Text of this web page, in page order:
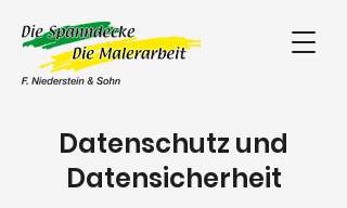
Datenschutz und
Datensicherheit